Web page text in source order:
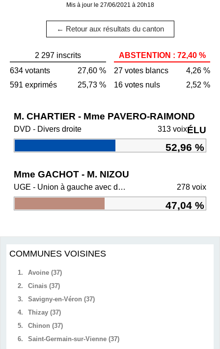
Mis à jour le 27/06/2021 à 20h18
← Retour aux résultats du canton
2 297 inscrits
634 votants
27,60 %
591 exprimés
25,73 %
ABSTENTION : 72,40 %
27 votes blancs
4,26 %
16 votes nuls
2,52 %
M. CHARTIER - Mme PAVERO-RAIMOND
ÉLU
DVD - Divers droite 313 voix
52,96 %
Mme GACHOT - M. NIZOU
UGE - Union à gauche avec des écologistes 278 voix
47,04 %
COMMUNES VOISINES
1.
Avoine (37)
2.
Cinais (37)
3.
Savigny-en-Véron (37)
4.
Thizay (37)
5.
Chinon (37)
6.
Saint-Germain-sur-Vienne (37)